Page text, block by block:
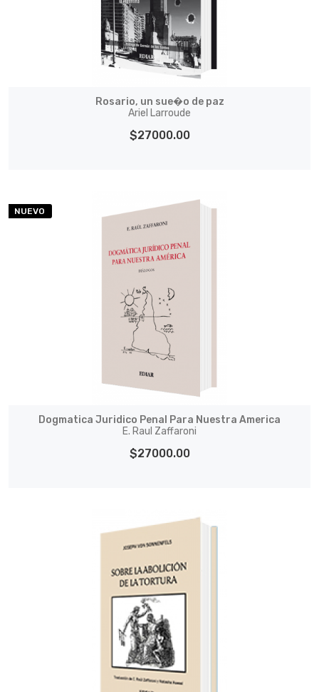
Rosario, un sue�o de paz
Ariel Larroude
$27000.00
NUEVO
Dogmatica Juridico Penal Para Nuestra America
E. Raul Zaffaroni
$27000.00